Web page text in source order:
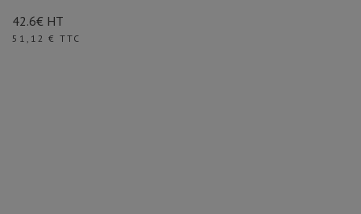
42.6€ HT
Prix
51,12 € TTC